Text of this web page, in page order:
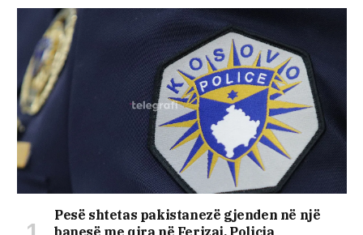
Pesë shtetas pakistanezë gjenden në një
banesë me qira në Ferizaj, Policia